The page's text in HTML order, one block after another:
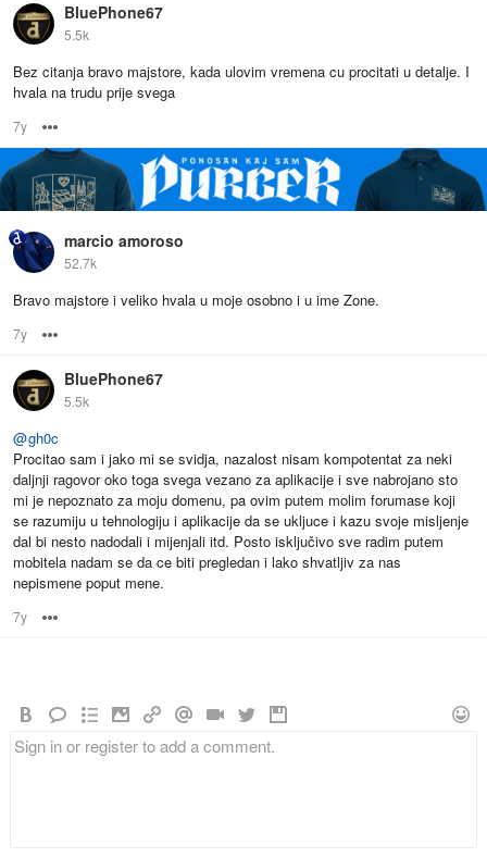
BluePhone67
5.5k
Bez citanja bravo majstore, kada ulovim vremena cu procitati u detalje. I
hvala na trudu prije svega
7y
marcio amoroso
52.7k
Bravo majstore i veliko hvala u moje osobno i u ime Zone.
7y
BluePhone67
5.5k
@gh0c
Procitao sam i jako mi se svidja, nazalost nisam kompotentat za neki
daljnji ragovor oko toga svega vezano za aplikacije i sve nabrojano sto
mi je nepoznato za moju domenu, pa ovim putem molim forumase koji
se razumiju u tehnologiju i aplikacije da se ukljuce i kazu svoje misljenje
dal bi nesto nadodali i mijenjali itd. Posto isključivo sve radim putem
mobitela nadam se da ce biti pregledan i lako shvatljiv za nas
nepismene poput mene.
7y